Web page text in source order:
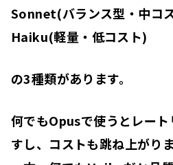
Sonnet(バランス型・中コ
Haiku(軽量・低コスト)
の3種類があります。
何でもOpusで使うとレー
すし、コストも跳ね上がりま